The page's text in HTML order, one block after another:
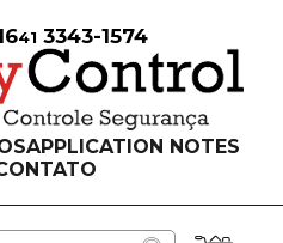
41 3343-1574
APPLICATION NOTES